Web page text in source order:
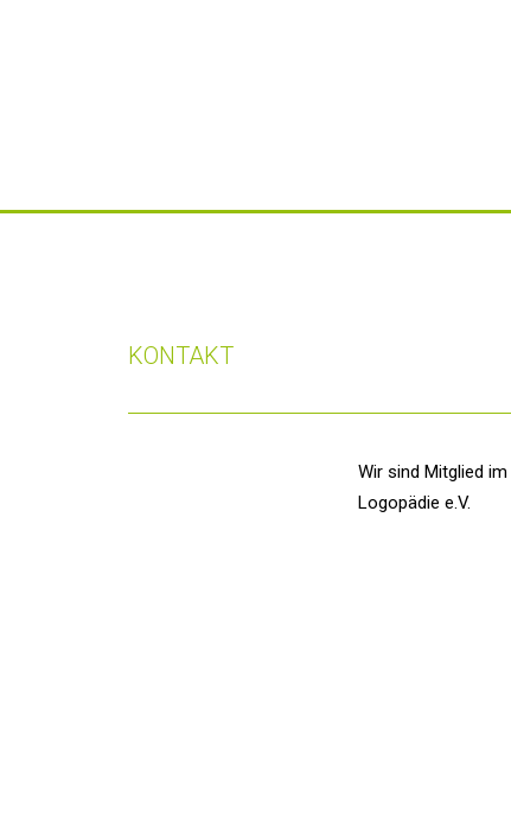
KONTAKT
Wir sind Mitglied im
Logopädie e.V.